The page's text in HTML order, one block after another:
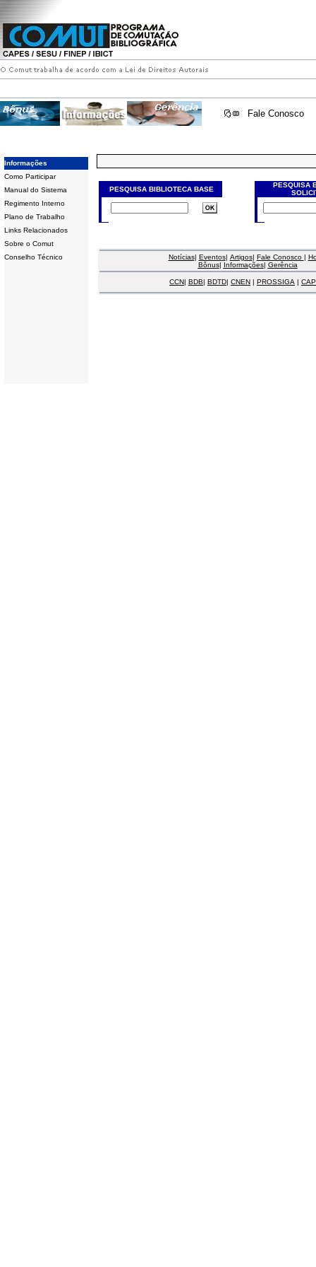
Fale Conosco
Informações
Como Participar
Manual do Sistema
Regimento Interno
Plano de Trabalho
Links Relacionados
Sobre o Comut
Conselho Técnico
PESQUISA BIBLIOTECA BASE
PESQUISA
Notícias| Eventos| Artigos| Fale Conosco |
Bônus| Informações| Gerência
CCN| BDB| BDTD| CNEN | PROSSIGA |